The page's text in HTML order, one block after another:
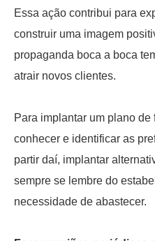
Essa ação contribui para
construir uma imagem
propaganda boca a boca
atrair novos clientes.
Para implantar um plano
conhecer e identificar as
partir daí, implantar
sempre se lembre do
necessidade de abastecer.